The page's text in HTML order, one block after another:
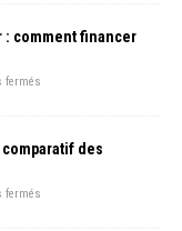
: comment financer
fermés
des
fermés